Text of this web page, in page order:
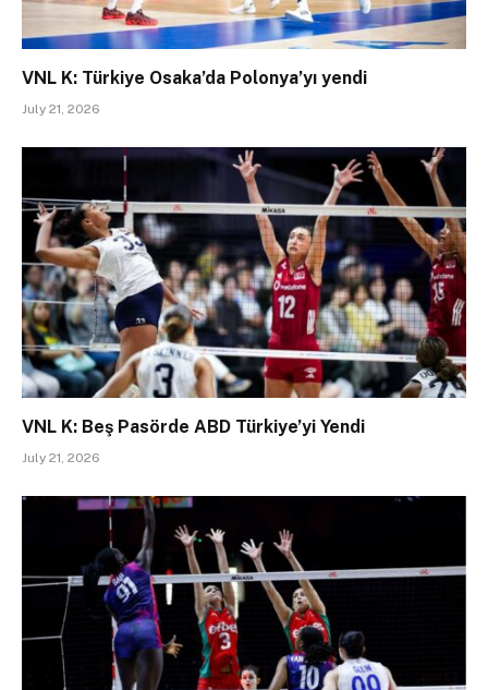
VNL K: Türkiye Osaka’da Polonya’yı yendi
July 21, 2026
VNL K: Beş Pasörde ABD Türkiye’yi Yendi
July 21, 2026